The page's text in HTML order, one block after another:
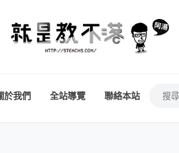
於我們 全站導覽 聯絡本站